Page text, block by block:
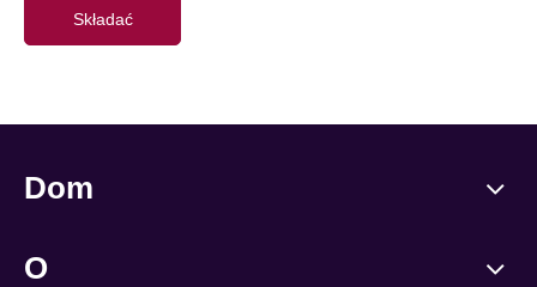
Składać
Dom
O